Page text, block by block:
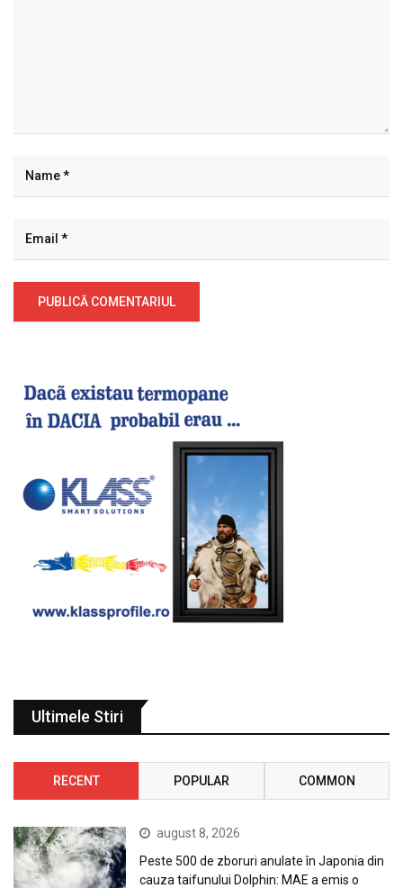
Ultimele Stiri
RECENT POPULAR COMMON
august 8, 2026
Peste 500 de zboruri anulate în Japonia din
cauza taifunului Dolphin: MAE a emis o